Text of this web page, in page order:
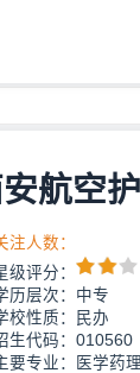
航空
注人数：
级评分：
历层次：中专
校性质：民办
生代码：010560
要专业：医学药